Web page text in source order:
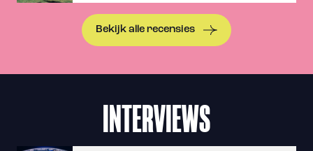
Bekijk alle recensies
INTERVIEWS